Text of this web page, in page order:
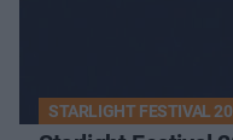
STARLIGHT FESTIVAL